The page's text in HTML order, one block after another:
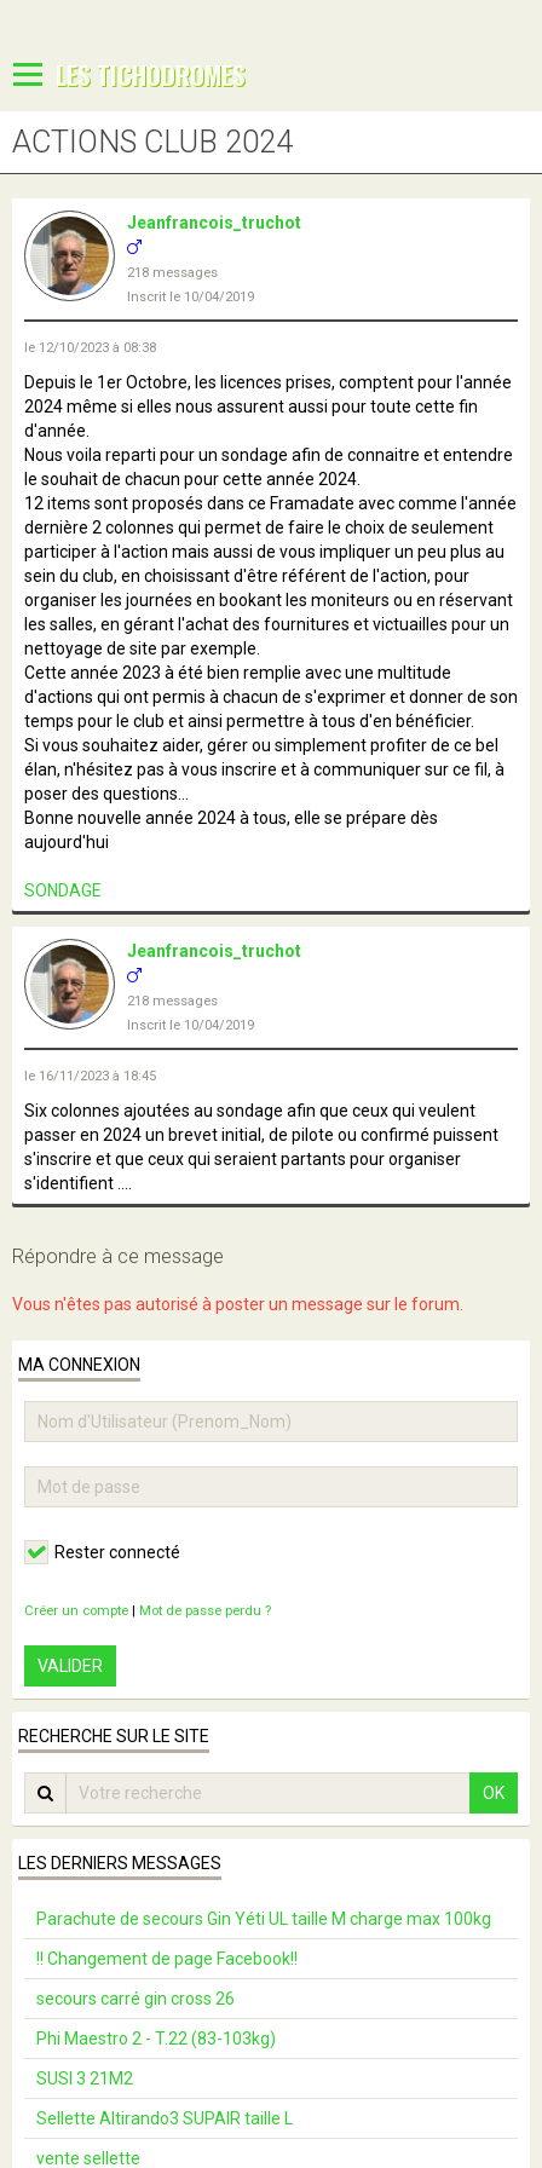
LES TICHODROMES
ACTIONS CLUB 2024
Jeanfrancois_truchot
218 messages
Inscrit le 10/04/2019
le 12/10/2023 à 08:38
Depuis le 1er Octobre, les licences prises, comptent pour l'année
2024 même si elles nous assurent aussi pour toute cette fin
d'année.
Nous voila reparti pour un sondage afin de connaitre et entendre
le souhait de chacun pour cette année 2024.
12 items sont proposés dans ce Framadate avec comme l'année
dernière 2 colonnes qui permet de faire le choix de seulement
participer à l'action mais aussi de vous impliquer un peu plus au
sein du club, en choisissant d'être référent de l'action, pour
organiser les journées en bookant les moniteurs ou en réservant
les salles, en gérant l'achat des fournitures et victuailles pour un
nettoyage de site par exemple.
Cette année 2023 à été bien remplie avec une multitude
d'actions qui ont permis à chacun de s'exprimer et donner de son
temps pour le club et ainsi permettre à tous d'en bénéficier.
Si vous souhaitez aider, gérer ou simplement profiter de ce bel
élan, n'hésitez pas à vous inscrire et à communiquer sur ce fil, à
poser des questions...
Bonne nouvelle année 2024 à tous, elle se prépare dès
aujourd'hui
SONDAGE
Jeanfrancois_truchot
218 messages
Inscrit le 10/04/2019
le 16/11/2023 à 18:45
Six colonnes ajoutées au sondage afin que ceux qui veulent
passer en 2024 un brevet initial, de pilote ou confirmé puissent
s'inscrire et que ceux qui seraient partants pour organiser
s'identifient ....
Répondre à ce message
Vous n'êtes pas autorisé à poster un message sur le forum.
MA CONNEXION
Rester connecté
Créer un compte | Mot de passe perdu ?
VALIDER
RECHERCHE SUR LE SITE
OK
LES DERNIERS MESSAGES
Parachute de secours Gin Yéti UL taille M charge max 100kg
!! Changement de page Facebook!!
secours carré gin cross 26
Phi Maestro 2 - T.22 (83-103kg)
SUSI 3 21M2
Sellette Altirando3 SUPAIR taille L
vente sellette